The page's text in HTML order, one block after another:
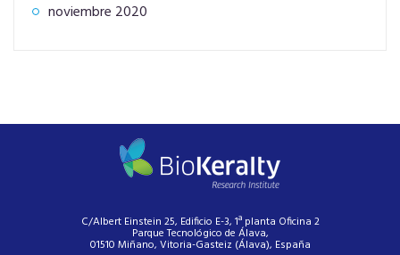
noviembre 2020
C/Albert Einstein 25, Edificio E-3, 1ª planta Oficina 2
Parque Tecnológico de Álava,
01510 Miñano, Vitoria-Gasteiz (Álava), España